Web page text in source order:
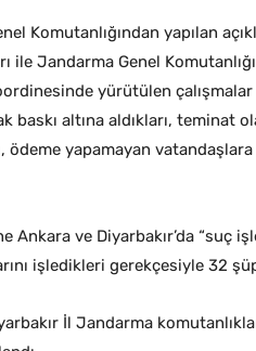
Komutanlığından yapılan
ile Jandarma Genel
yürütülen
baskı altına aldıkları, teminat
ödeme yapamayan
Ankara ve Diyarbakır’da “suç
işledikleri gerekçesiyle 32
İl Jandarma